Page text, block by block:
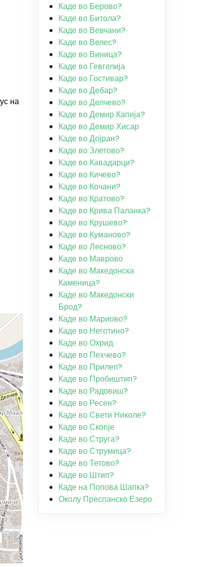
на
Каде во Берово?
Каде во Битола?
Каде во Вевчани?
Каде во Велес?
Каде во Виница?
Каде во Гевгелија
Каде во Гостивар?
Каде во Дебар?
Каде во Делчево?
Каде во Демир Капија?
Каде во Демир Хисар
Каде во Дојран?
Каде во Злетово?
Каде во Кавадарци?
Каде во Кичево?
Каде во Кочани?
Каде во Кратово?
Каде во Крива Паланка?
Каде во Крушево?
Каде во Куманово?
Каде во Лесново?
Каде во Маврово
Каде во Македонска
Каменица?
Каде во Македонски
Брод?
Каде во Мариово?
Каде во Неготино?
Каде во Охрид
Каде во Пехчево?
Каде во Прилеп?
Каде во Пробиштип?
Каде во Радовиш?
Каде во Ресен?
Каде во Свети Николе?
Каде во Скопје
Каде во Струга?
Каде во Струмица?
Каде во Тетово?
Каде во Штип?
Каде на Попова Шапка?
Околу Преспанско Езеро